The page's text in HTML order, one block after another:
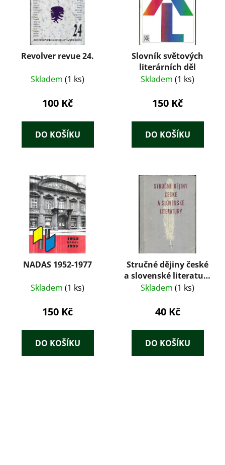
Revolver revue 24.
Skladem (1 ks)
100 Kč
DO KOŠÍKU
Slovník světových
literárních děl
Skladem (1 ks)
150 Kč
DO KOŠÍKU
NADAS 1952-1977
Skladem (1 ks)
150 Kč
DO KOŠÍKU
Stručné dějiny české
a slovenské literatury
: Pom. kniha pro
vzdělávací, odb. a
Skladem (1 ks)
40 Kč
DO KOŠÍKU